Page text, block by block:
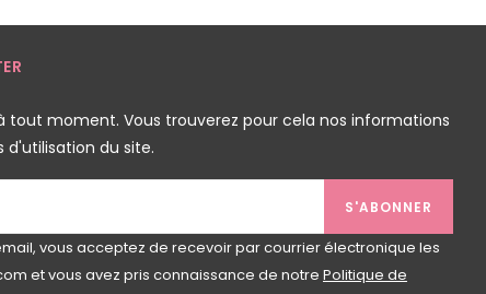
tout moment. Vous trouverez pour cela nos informations
du site.
S'ABONNER
vous acceptez de recevoir par courrier électronique les
et vous avez pris connaissance de notre Politique de